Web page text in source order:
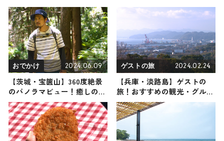
おでかけ 2024.06.09
【茨城・宝篋山】360度絶景
のパノラマビュー！癒しの滝
や巨岩など見どころたくさん
の低山に俳優・前川泰之が登
頂！（登山で頂きメシ！コラ
ボ企画）
ゲストの旅 2024.02.24
【兵庫・淡路島】ゲストの
旅！おすすめの観光・グルメ
をご紹介 2024年2月24日放送